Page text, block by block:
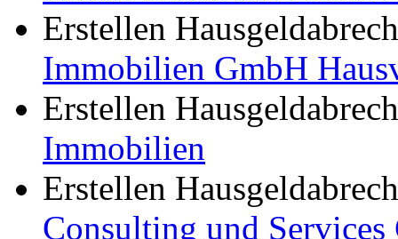
Erstellen
Immobilien GmbH
Erstellen
Immobilien
Erstellen
Consulting und Services